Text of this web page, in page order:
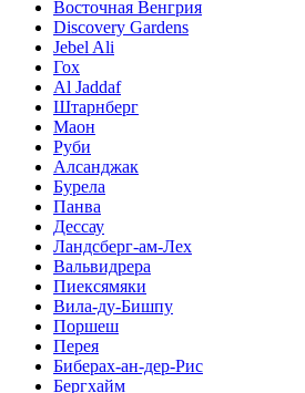
Восточная Венгрия
Discovery Gardens
Jebel Ali
Гох
Al Jaddaf
Штарнберг
Маон
Руби
Алсанджак
Бурела
Панва
Дессау
Ландсберг-ам-Лех
Вальвидрера
Пиексямяки
Вила-ду-Бишпу
Поршеш
Перея
Биберах-ан-дер-Рис
Бергхайм